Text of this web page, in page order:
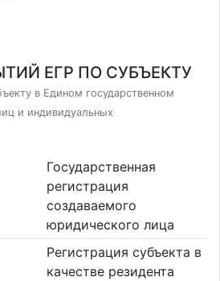
ЕГР ПО СУБЪЕКТУ
в Едином государственном
и индивидуальных
Государственная
регистрация
создаваемого
юридического лица
Регистрация субъекта в
качестве резидента